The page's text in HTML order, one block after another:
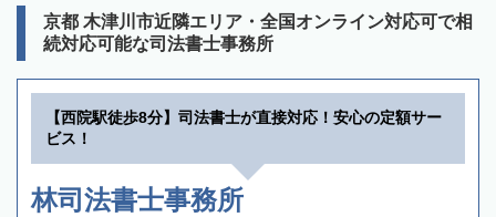
京都 木津川市近隣エリア・全国オンライン対応可で相
続対応可能な司法書士事務所
【西院駅徒歩8分】司法書士が直接対応！安心の定額サー
ビス！
林司法書士事務所